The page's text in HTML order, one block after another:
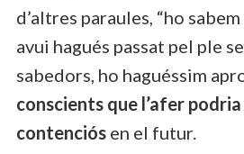
d’altres paraules, “ho sabem
avui hagués passat pel ple
sabedors, ho haguéssim
conscients que l’afer
contenciós en el futur.